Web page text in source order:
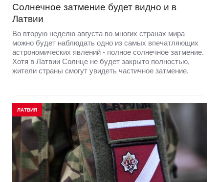
Солнечное затмение будет видно и в
Латвии
Во вторую неделю августа во многих странах мира
можно будет наблюдать одно из самых впечатляющих
астрономических явлений - полное солнечное затмение.
Хотя в Латвии Солнце не будет закрыто полностью,
жители страны смогут увидеть частичное затмение.
ЛАТВИЯ